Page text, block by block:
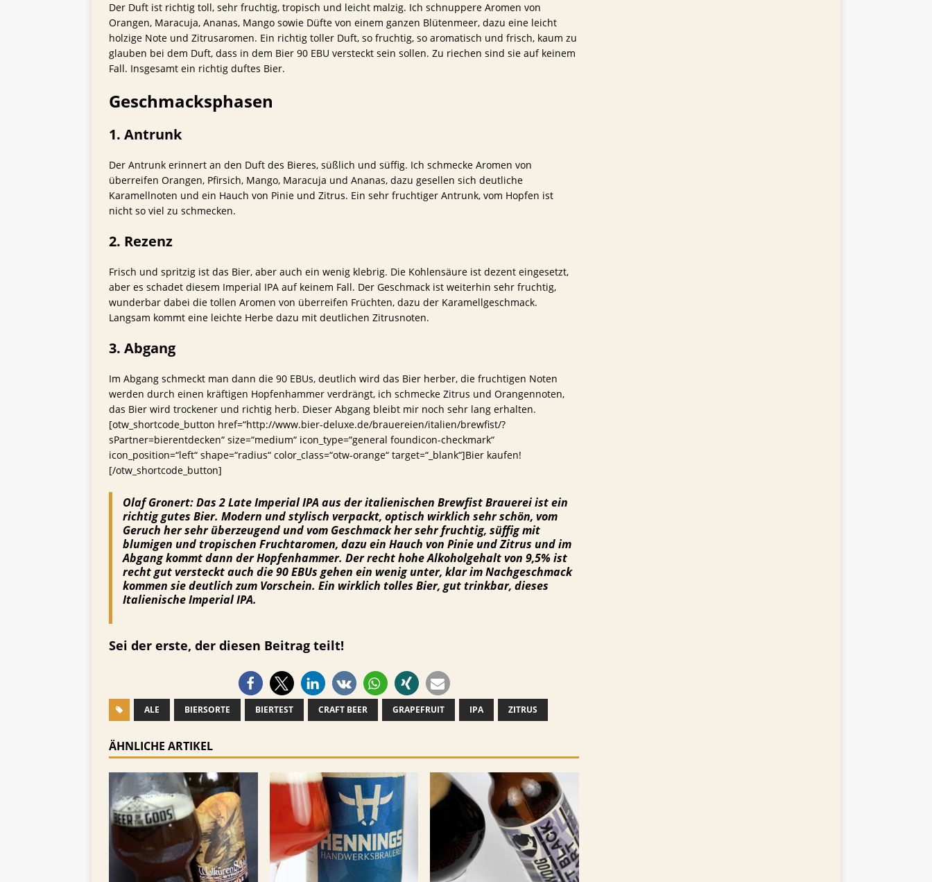
Der Duft ist richtig toll, sehr fruchtig, tropisch und leicht malzig. Ich schnuppere Aromen von
Orangen, Maracuja, Ananas, Mango sowie Düfte von einem ganzen Blütenmeer, dazu eine leicht
holzige Note und Zitrusaromen. Ein richtig toller Duft, so fruchtig, so aromatisch und frisch, kaum zu
glauben bei dem Duft, dass in dem Bier 90 EBU versteckt sein sollen. Zu riechen sind sie auf keinem
Fall. Insgesamt ein richtig duftes Bier.
Geschmacksphasen
1. Antrunk
Der Antrunk erinnert an den Duft des Bieres, süßlich und süffig. Ich schmecke Aromen von
überreifen Orangen, Pfirsich, Mango, Maracuja und Ananas, dazu gesellen sich deutliche
Karamellnoten und ein Hauch von Pinie und Zitrus. Ein sehr fruchtiger Antrunk, vom Hopfen ist
nicht so viel zu schmecken.
2. Rezenz
Frisch und spritzig ist das Bier, aber auch ein wenig klebrig. Die Kohlensäure ist dezent eingesetzt,
aber es schadet diesem Imperial IPA auf keinem Fall. Der Geschmack ist weiterhin sehr fruchtig,
wunderbar dabei die tollen Aromen von überreifen Früchten, dazu der Karamellgeschmack.
Langsam kommt eine leichte Herbe dazu mit deutlichen Zitrusnoten.
3. Abgang
Im Abgang schmeckt man dann die 90 EBUs, deutlich wird das Bier herber, die fruchtigen Noten
werden durch einen kräftigen Hopfenhammer verdrängt, ich schmecke Zitrus und Orangennoten,
das Bier wird trockener und richtig herb. Dieser Abgang bleibt mir noch sehr lang erhalten.
[otw_shortcode_button href=“http://www.bier-deluxe.de/brauereien/italien/brewfist/?
sPartner=bierentdecken“ size=“medium“ icon_type=“general foundicon-checkmark“
icon_position=“left“ shape=“radius“ color_class=“otw-orange“ target=“_blank“]Bier kaufen!
[/otw_shortcode_button]
Olaf Gronert:Das 2 Late Imperial IPA aus der italienischen Brewfist Brauerei ist ein
richtig gutes Bier. Modern und stylisch verpackt, optisch wirklich sehr schön, vom
Geruch her sehr überzeugend und vom Geschmack her sehr fruchtig, süffig mit
blumigen und tropischen Fruchtaromen, dazu ein Hauch von Pinie und Zitrus und im
Abgang kommt dann der Hopfenhammer. Der recht hohe Alkoholgehalt von 9,5% ist
recht gut versteckt auch die 90 EBUs gehen ein wenig unter, klar im Nachgeschmack
kommen sie deutlich zum Vorschein. Ein wirklich tolles Bier, gut trinkbar, dieses
Italienische Imperial IPA.
Sei der erste, der diesen Beitrag teilt!
ALE BIERSORTE BIERTEST CRAFT BEER GRAPEFRUIT IPA ZITRUS
ÄHNLICHE ARTIKEL